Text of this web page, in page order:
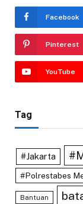
Facebook
Pinterest
YouTube
Tag
#Jakarta
#Polrestabes
Bantuan